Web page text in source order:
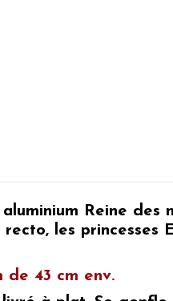
Reine des
recto, les princesses
de 43 cm env.